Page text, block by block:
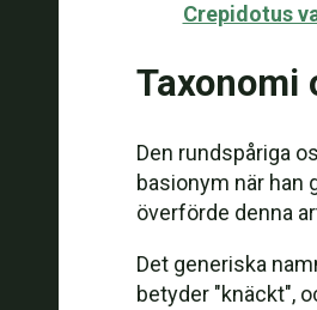
Crepidotus
Taxonomi
Den rundspåriga
basionym när han
överförde denna
Det generiska
betyder "knäckt",